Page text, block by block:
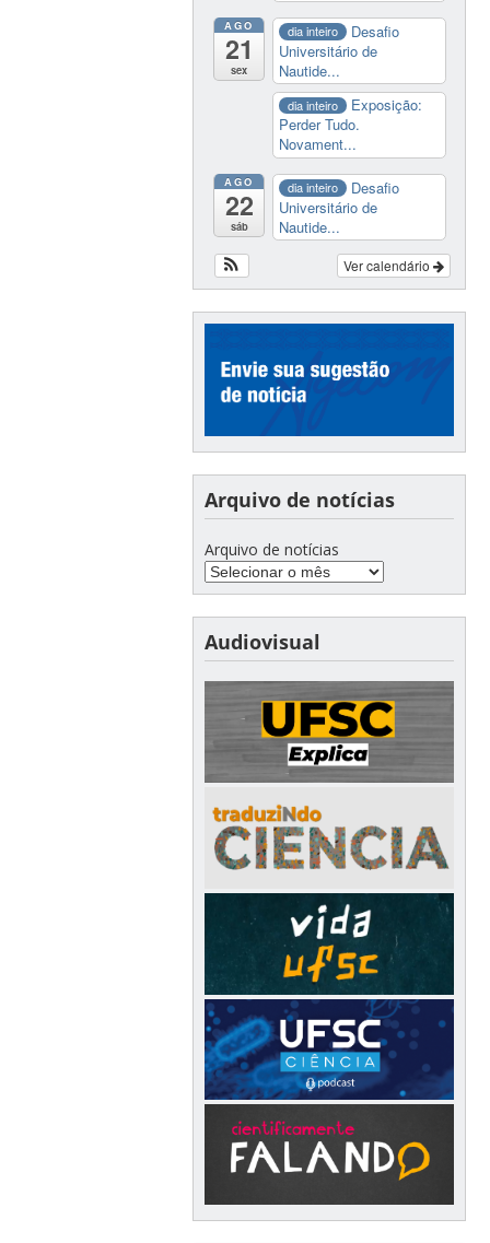
AGO
21
sex
dia inteiro
Desafio
Universitário de
Nautide...
dia inteiro
Exposição:
Perder Tudo.
Novament...
AGO
22
sáb
dia inteiro
Desafio
Universitário de
Nautide...
Ver calendário
Arquivo de notícias
Arquivo de notícias
Audiovisual